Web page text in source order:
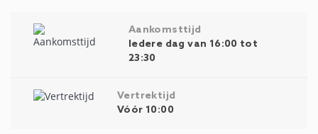
Aankomsttijd
Iedere dag van 16:00 tot
23:30
Vertrektijd
Vóór 10:00